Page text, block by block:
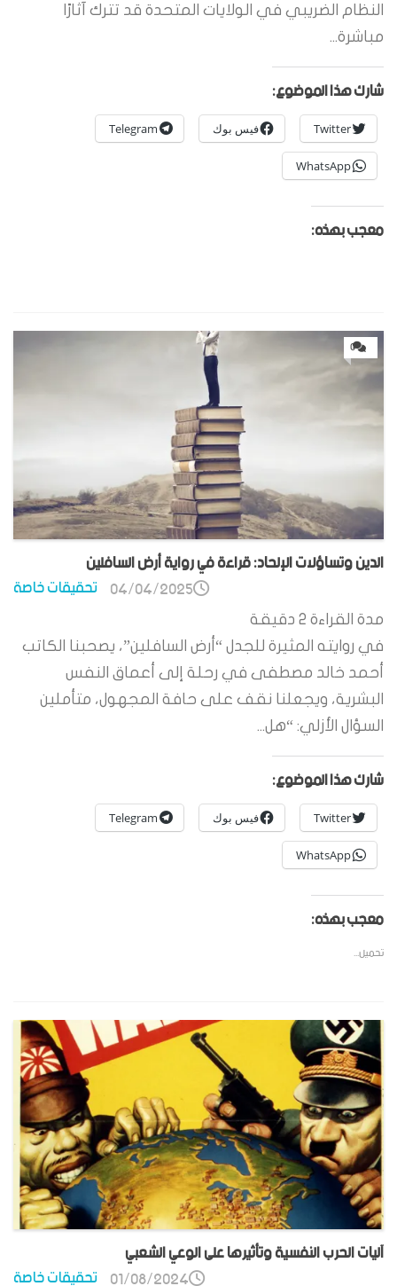
النظام الضريبي في الولايات المتحدة قد تترك آثارًا
مباشرة...
شارك هذا الموضوع:
Twitter فيس بوك Telegram
WhatsApp
معجب بهذه:
0
الدين وتساؤلات الإلحاد: قراءة في رواية أرض السافلين
تحقيقات خاصة 04/04/2025
مدة القراءة 2 دقيقة
في روايته المثيرة للجدل “أرض السافلين”، يصحبنا الكاتب
أحمد خالد مصطفى في رحلة إلى أعماق النفس
البشرية، ويجعلنا نقف على حافة المجهول، متأملين
السؤال الأزلي: “هل...
شارك هذا الموضوع:
Twitter فيس بوك Telegram
WhatsApp
معجب بهذه:
تحميل...
آليات الحرب النفسية وتأثيرها على الوعي الشعبي
تحقيقات خاصة